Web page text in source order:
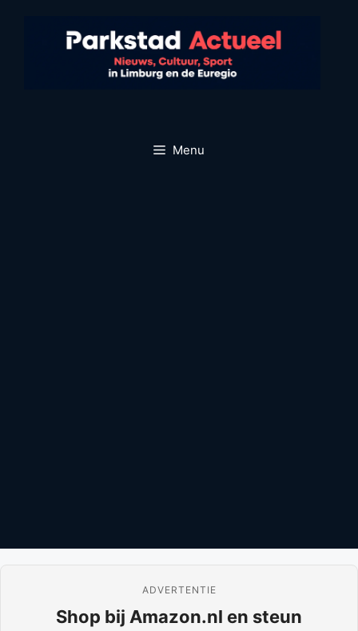
Menu
ADVERTENTIE
Shop bij Amazon.nl en steun